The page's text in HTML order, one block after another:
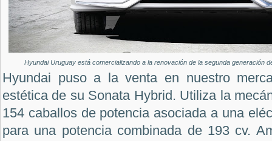
Hyundai Uruguay está comercializando a la renovación de la segunda generación
Hyundai puso a la venta en nuestro
estética de su Sonata Hybrid. Utiliza la
154 caballos de potencia asociada a una
para una potencia combinada de 193 cv.